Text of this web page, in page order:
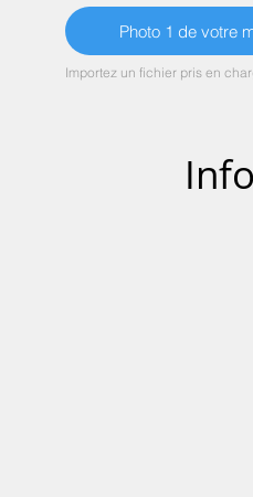
Photo 1 de votre
Importez un fichier pris en